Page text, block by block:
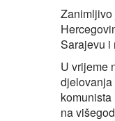
Zanimljivo
Sarajevu i
U vrijeme
na